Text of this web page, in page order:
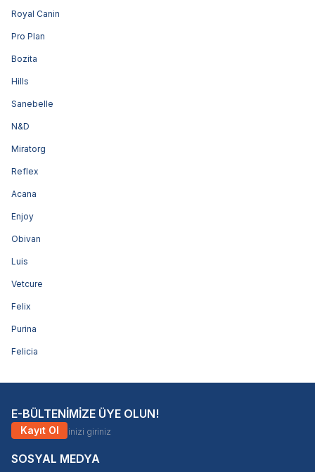
Royal Canin
Pro Plan
Bozita
Hills
Sanebelle
N&D
Miratorg
Reflex
Acana
Enjoy
Obivan
Luis
Vetcure
Felix
Purina
Felicia
E-BÜLTENİMİZE ÜYE OLUN!
Kayıt Ol
SOSYAL MEDYA